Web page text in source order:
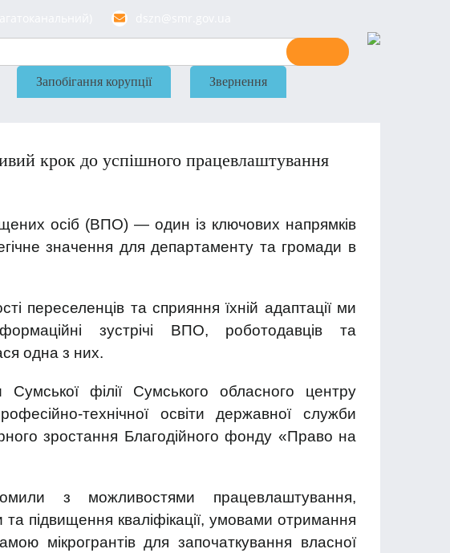
Запобігання корупції Звернення
крок до успішного працевлаштування
осіб (ВПО) — один із ключових напрямків
значення для департаменту та громади в
переселенців та сприяння їхній адаптації ми
зустрічі ВПО, роботодавців та
одна з них.
філії Сумського обласного центру
технічної освіти державної служби
зростання Благодійного фонду «Право на
з можливостями працевлаштування,
підвищення кваліфікації, умовами отримання
мікрогрантів для започаткування власної